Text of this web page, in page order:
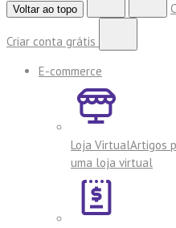
Voltar ao topo
Criar conta grátis
E-commerce
Loja VirtualArtigos
uma loja virtual